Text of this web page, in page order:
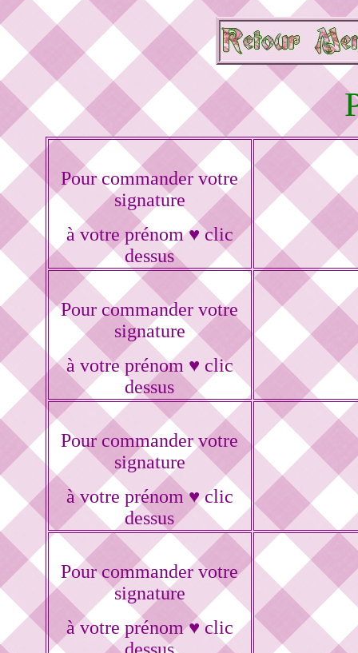
Pour commander votre
signature
à votre prénom ♥ clic
dessus
Pour commander votre
signature
à votre prénom ♥ clic
dessus
Pour commander votre
signature
à votre prénom ♥ clic
dessus
Pour commander votre
signature
à votre prénom ♥ clic